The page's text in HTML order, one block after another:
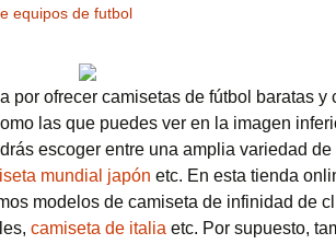
equipos de futbol
por ofrecer camisetas de fútbol baratas y
las que puedes ver en la imagen
escoger entre una amplia variedad
mundial japón etc. En esta tienda
modelos de camiseta de infinidad de
camiseta de italia etc. Por supuesto,